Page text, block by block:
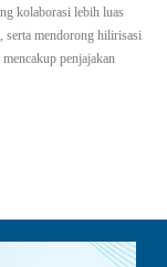
kolaborasi lebih luas
serta mendorong hilirisasi
penjajakan